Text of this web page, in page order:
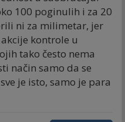
100 poginulih i za 20
ni za milimetar, jer
kontrole u
tako često nema
način samo da se
je isto, samo je para